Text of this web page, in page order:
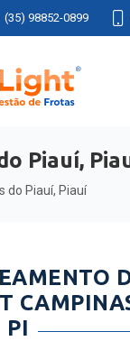
(35) 98852-0899
Piauí,
do Piauí, Piauí
PI